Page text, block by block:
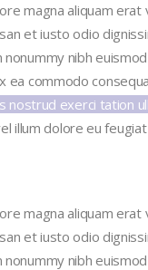
magna aliquam
et iusto odio
nibh
ea commodo
exerci tation
illum dolore eu
magna aliquam
et iusto odio
nibh